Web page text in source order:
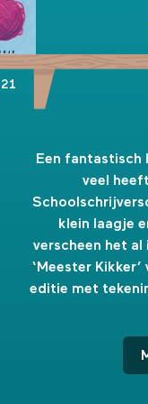
‘Meester
editie met
Een fantastisch
veel
klein laagje
verscheen het al
‘Meester
editie met